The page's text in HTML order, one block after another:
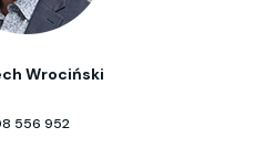
Wrociński
556 952